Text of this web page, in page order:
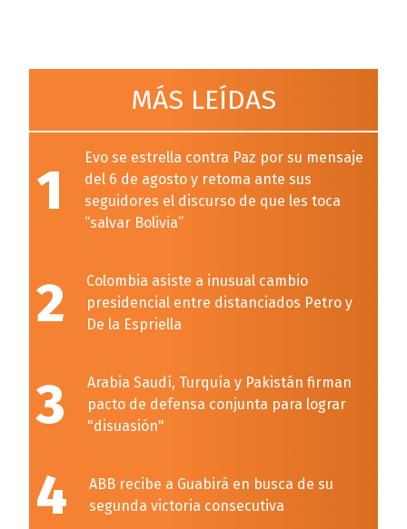
MÁS LEÍDAS
1
Evo se estrella contra Paz por su mensaje
del 6 de agosto y retoma ante sus
seguidores el discurso de que les toca
“salvar Bolivia”
2
Colombia asiste a inusual cambio
presidencial entre distanciados Petro y
De la Espriella
3
Arabia Saudí, Turquía y Pakistán firman
pacto de defensa conjunta para lograr
"disuasión"
4
ABB recibe a Guabirá en busca de su
segunda victoria consecutiva